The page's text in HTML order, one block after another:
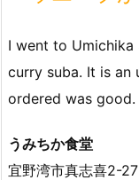
I went to
curry suba. It is an
ordered was good.
うみちか食堂
宜野湾市真志喜2-